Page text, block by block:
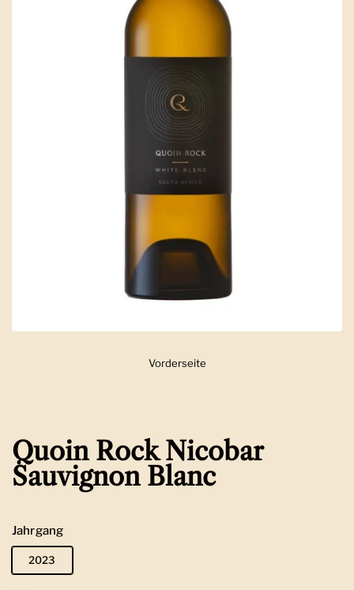
Zeige Folie 1
Vorderseite
Quoin Rock Nicobar
Sauvignon Blanc
Jahrgang
2023